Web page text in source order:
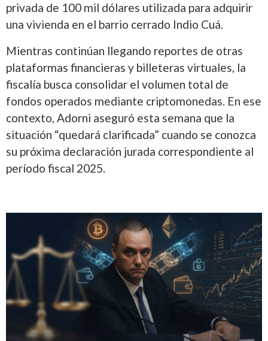
privada de 100 mil dólares utilizada para adquirir
una vivienda en el barrio cerrado Indio Cuá.
Mientras continúan llegando reportes de otras
plataformas financieras y billeteras virtuales, la
fiscalía busca consolidar el volumen total de
fondos operados mediante criptomonedas. En ese
contexto, Adorni aseguró esta semana que la
situación “quedará clarificada” cuando se conozca
su próxima declaración jurada correspondiente al
período fiscal 2025.